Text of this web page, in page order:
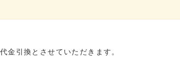
金引換とさせていただきます。